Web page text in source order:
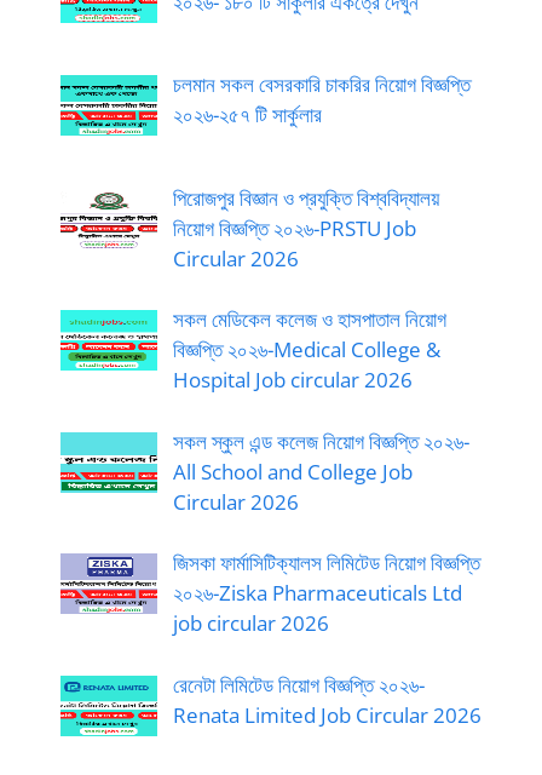
চলমান সকল বেসরকারি চাকরির নিয়োগ বিজ্ঞপ্তি
২০২৬-২৫৭ টি সার্কুলার
পিরোজপুর বিজ্ঞান ও প্রযুক্তি বিশ্ববিদ্যালয়
নিয়োগ বিজ্ঞপ্তি ২০২৬-PRSTU Job
Circular 2026
সকল মেডিকেল কলেজ ও হাসপাতাল নিয়োগ
বিজ্ঞপ্তি ২০২৬-Medical College &
Hospital Job circular 2026
সকল স্কুল এন্ড কলেজ নিয়োগ বিজ্ঞপ্তি ২০২৬-
All School and College Job
Circular 2026
জিসকা ফার্মাসিটিক্যালস লিমিটেড নিয়োগ বিজ্ঞপ্তি
২০২৬-Ziska Pharmaceuticals Ltd
job circular 2026
রেনেটা লিমিটেড নিয়োগ বিজ্ঞপ্তি ২০২৬-
Renata Limited Job Circular 2026